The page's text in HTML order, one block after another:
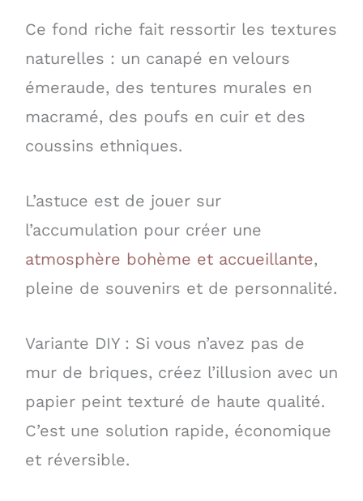
Ce fond riche fait ressortir les textures
naturelles : un canapé en velours
émeraude, des tentures murales en
macramé, des poufs en cuir et des
coussins ethniques.
L’astuce est de jouer sur
l’accumulation pour créer une
atmosphère bohème et accueillante,
pleine de souvenirs et de personnalité.
Variante DIY : Si vous n’avez pas de
mur de briques, créez l’illusion avec un
papier peint texturé de haute qualité.
C’est une solution rapide, économique
et réversible.